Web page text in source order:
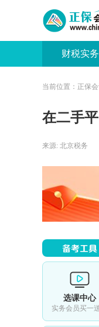
财税实务
当前位置： 正保
在二手
来源: 北京税务
选课中心
实务会员买一